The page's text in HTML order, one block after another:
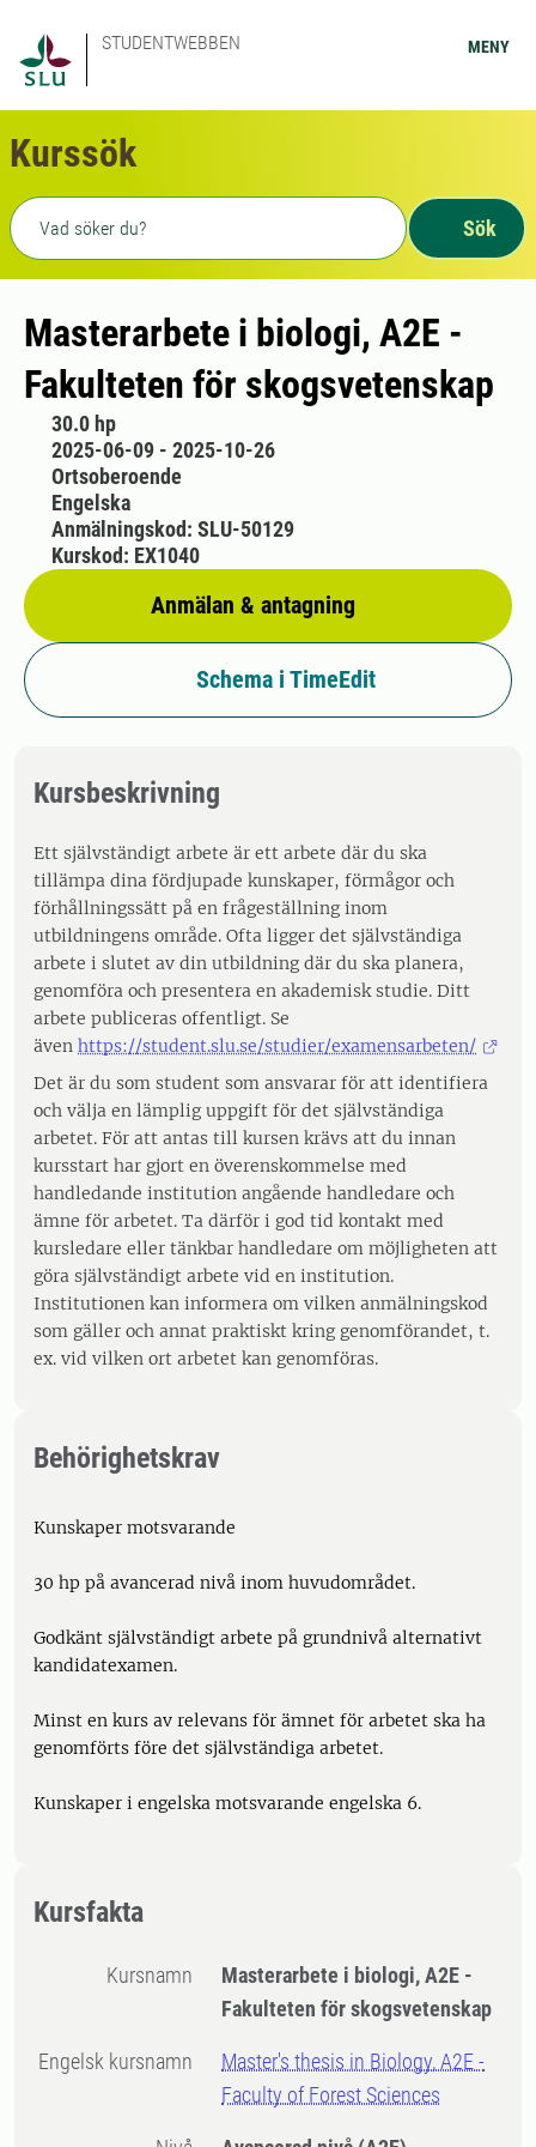
STUDENTWEBBEN MENY
Kurssök
Fritext sökning
Sök
Masterarbete i biologi, A2E -
Fakulteten för skogsvetenskap
30.0 hp
2025-06-09 - 2025-10-26
Ortsoberoende
Engelska
Anmälan & antagning
Anmälningskod: SLU-50129
Kurskod: EX1040
Schema i TimeEdit
Kursbeskrivning
Ett självständigt arbete är ett arbete där du ska
tillämpa dina fördjupade kunskaper, förmågor och
förhållningssätt på en frågeställning inom
utbildningens område. Ofta ligger det självständiga
arbete i slutet av din utbildning där du ska planera,
genomföra och presentera en akademisk studie. Ditt
arbete publiceras offentligt. Se
även https://student.slu.se/studier/examensarbeten/
Det är du som student som ansvarar för att identifiera
och välja en lämplig uppgift för det självständiga
arbetet. För att antas till kursen krävs att du innan
kursstart har gjort en överenskommelse med
handledande institution angående handledare och
ämne för arbetet. Ta därför i god tid kontakt med
kursledare eller tänkbar handledare om möjligheten att
göra självständigt arbete vid en institution.
Institutionen kan informera om vilken anmälningskod
som gäller och annat praktiskt kring genomförandet, t.
ex. vid vilken ort arbetet kan genomföras.
Behörighetskrav
Kunskaper motsvarande
30 hp på avancerad nivå inom huvudområdet.
Godkänt självständigt arbete på grundnivå alternativt
kandidatexamen.
Minst en kurs av relevans för ämnet för arbetet ska ha
genomförts före det självständiga arbetet.
Kunskaper i engelska motsvarande engelska 6.
Kursfakta
Kursnamn
Masterarbete i biologi, A2E -
Fakulteten för skogsvetenskap
Engelsk kursnamn
Master's thesis in Biology, A2E -
Faculty of Forest Sciences